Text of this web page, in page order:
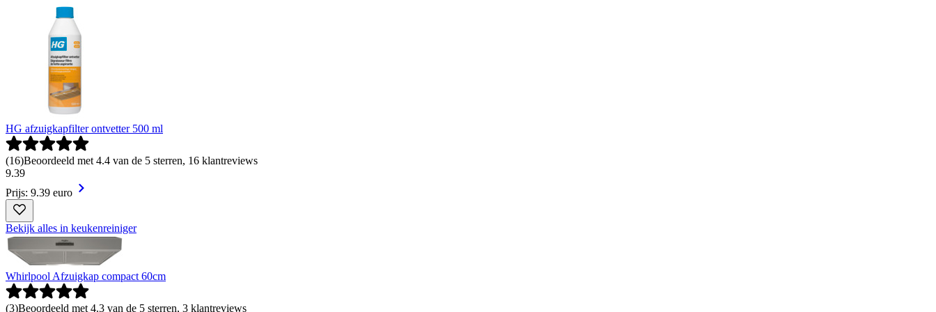
HG afzuigkapfilter ontvetter 500 ml
(16)Beoordeeld met 4.4 van de 5 sterren, 16 klantreviews
9.39
Prijs: 9.39 euro
Bekijk alles in keukenreiniger
Whirlpool Afzuigkap compact 60cm
(3)Beoordeeld met 4.3 van de 5 sterren, 3 klantreviews